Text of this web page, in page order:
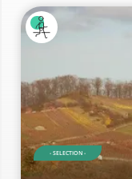
- SELECTION -